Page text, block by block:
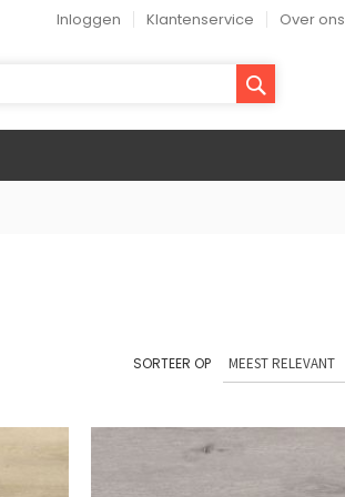
Inloggen Klantenservice Over ons
SORTEER OP